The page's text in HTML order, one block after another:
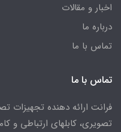
اخبار و مقالات
درباره ما
تماس با ما
تماس با ما
تصویری، کابلهای ارتباطی و